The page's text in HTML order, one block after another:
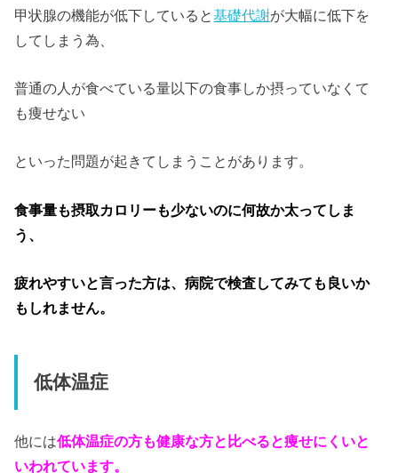
甲状腺の機能が低下していると基礎代謝が大幅に低下を
してしまう為、
普通の人が食べている量以下の食事しか摂っていなくて
も痩せない
といった問題が起きてしまうことがあります。
食事量も摂取カロリーも少ないのに何故か太ってしま
う、
疲れやすいと言った方は、病院で検査してみても良いか
もしれません。
低体温症
他には低体温症の方も健康な方と比べると痩せにくいと
いわれています。